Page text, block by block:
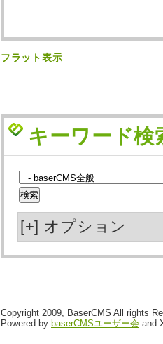
フラット表示
キーワード検
[+] オプション
Copyright 2009, BaserCMS All rights
Powered by baserCMSユーザー会 and